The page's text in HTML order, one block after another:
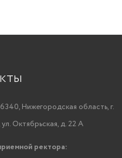
Нижегородская область, г.
Октябрьская, д. 22 А
ректора: